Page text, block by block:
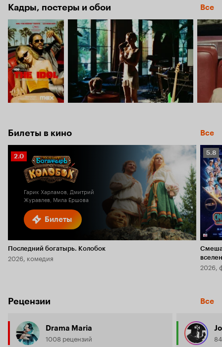
Кадры, постеры и обои Все
Билеты в кино Все
Билеты
Рейтинг
Кинопоиска
2.0
Гарик Харламов, Дмитрий
Журавлев, Мила Ершова
Последний богатырь. Колобок
2026, комедия
5.8
5.8
2026,
Рецензии Все
Drama Maria
1008 рецензий